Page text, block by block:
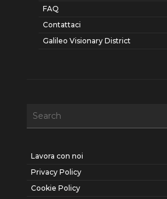
FAQ
Contattaci
Galileo Visionary District
Lavora con noi
Privacy Policy
Cookie Policy